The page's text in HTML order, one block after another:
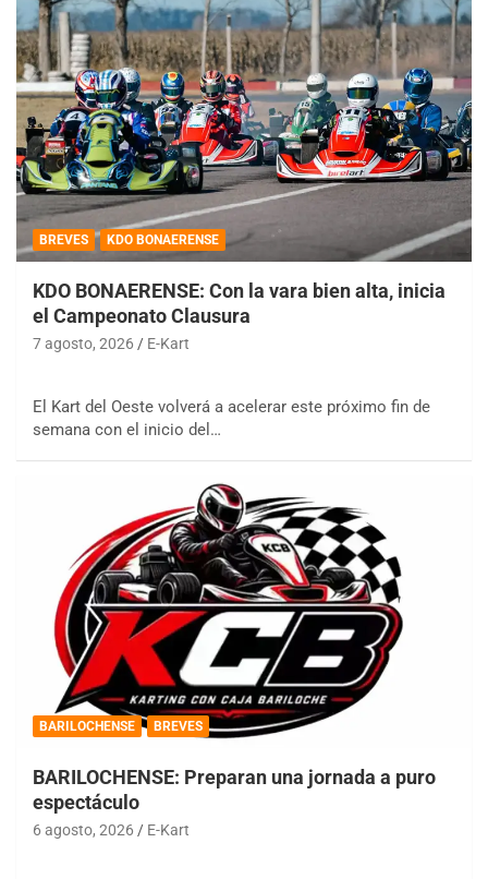
BREVES KDO BONAERENSE
KDO BONAERENSE: Con la vara bien alta, inicia
el Campeonato Clausura
7 agosto, 2026 E-Kart
El Kart del Oeste volverá a acelerar este próximo fin de
semana con el inicio del…
BARILOCHENSE BREVES
BARILOCHENSE: Preparan una jornada a puro
espectáculo
6 agosto, 2026 E-Kart